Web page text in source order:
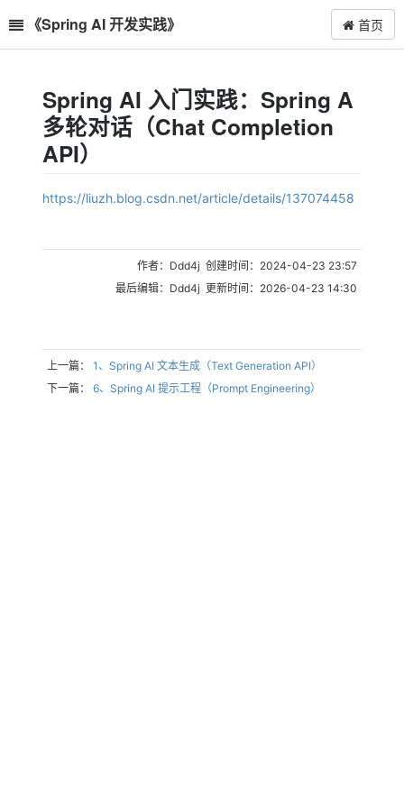
《Spring AI 开发实践》 首页
Spring AI 入门实践：Spring A
多轮对话（Chat Completion
API）
https://liuzh.blog.csdn.net/article/details/137074458
作者：Ddd4j 创建时间：2024-04-23 23:57
最后编辑：Ddd4j 更新时间：2026-04-23 14:30
上一篇：1、Spring AI 文本生成（Text Generation API）
下一篇：6、Spring AI 提示工程（Prompt Engineering）